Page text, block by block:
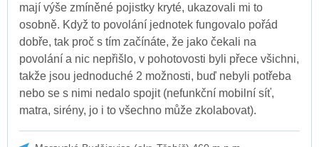
mají výše zmíněné pojistky kryté, ukazovali mi to
osobně. Když to povolání jednotek fungovalo pořád
dobře, tak proč s tím začínáte, že jako čekali na
povolání a nic nepřišlo, v pohotovosti byli přece všichni,
takže jsou jednoduché 2 možnosti, buď nebyli potřeba
nebo se s nimi nedalo spojit (nefunkční mobilní síť,
matra, sirény, jo i to všechno může zkolabovat).